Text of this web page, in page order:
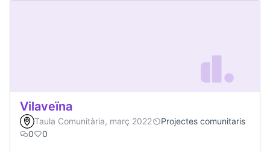
Vilaveïna
Taula Comunitària, març 2022
Projectes comunitaris
0
0